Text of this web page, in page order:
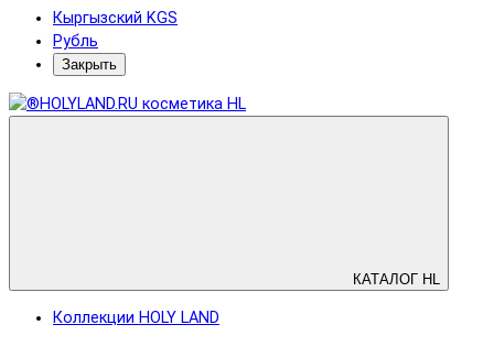
Кыргызский KGS
Рубль
Закрыть
КАТАЛОГ HL
Коллекции HOLY LAND